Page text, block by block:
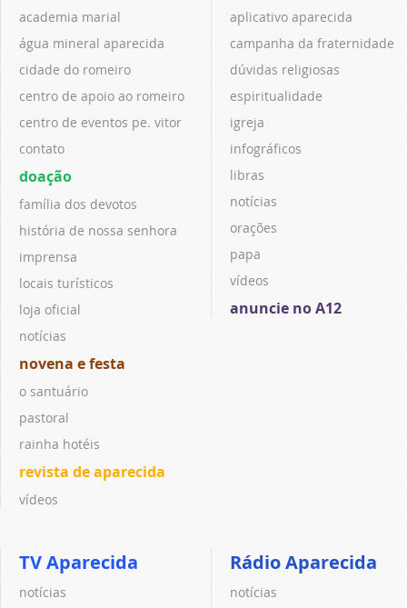
academia marial
água mineral aparecida
cidade do romeiro
centro de apoio ao romeiro
centro de eventos pe. vitor
contato
doação
família dos devotos
história de nossa senhora
imprensa
locais turísticos
loja oficial
notícias
novena e festa
o santuário
pastoral
rainha hotéis
revista de aparecida
vídeos
aplicativo aparecida
campanha da fraternidade
dúvidas religiosas
espiritualidade
igreja
infográficos
libras
notícias
orações
papa
vídeos
anuncie no A12
TV Aparecida
notícias
Rádio Aparecida
notícias